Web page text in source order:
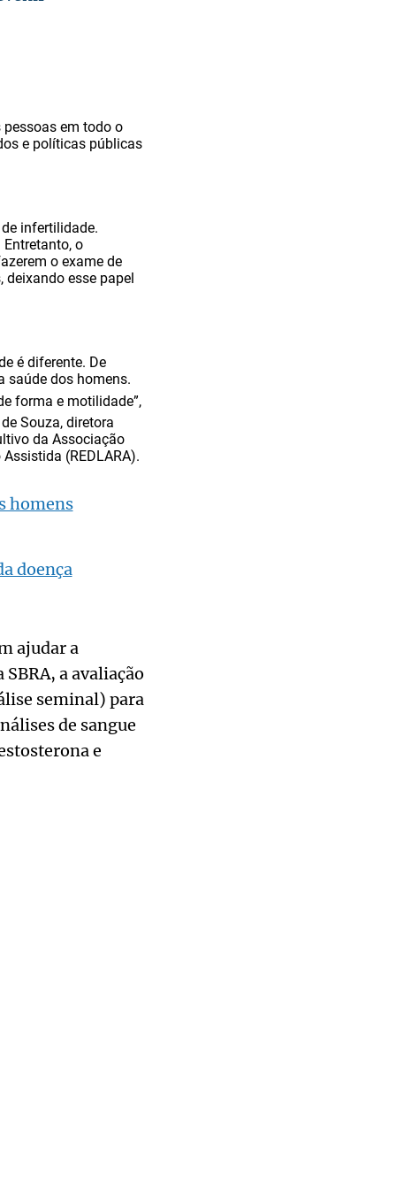
em todo o
e políticas públicas
infertilidade.
o
o exame de
esse papel
é diferente. De
saúde dos homens.
forma e motilidade”,
Souza, diretora
da Associação
(REDLARA).
homens
doença
ajudar a
a avaliação
seminal) para
de sangue
e